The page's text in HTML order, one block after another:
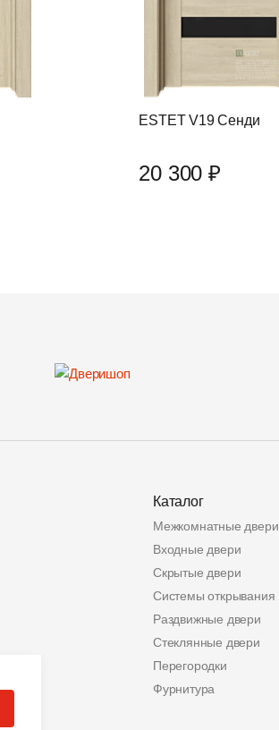
ESTET V19 Сенди
20 300 ₽
Каталог
Межкомнатные двери
Входные двери
Скрытые двери
Системы открывания
Раздвижные двери
Стеклянные двери
Перегородки
Фурнитура